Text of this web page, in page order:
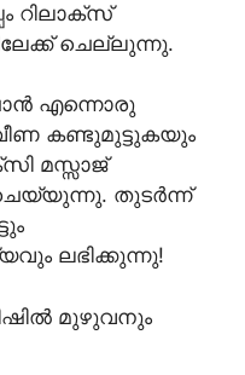
റിലാക്സ്
ചെല്ലുന്നു.
എന്നൊരു
കണ്ടുമുട്ടുകയും
മസ്സാജ്
തുടർന്ന്
ലഭിക്കുന്നു!
മുഴുവനും